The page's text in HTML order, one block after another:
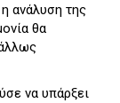
η ανάλυση της
θα
να υπάρξει